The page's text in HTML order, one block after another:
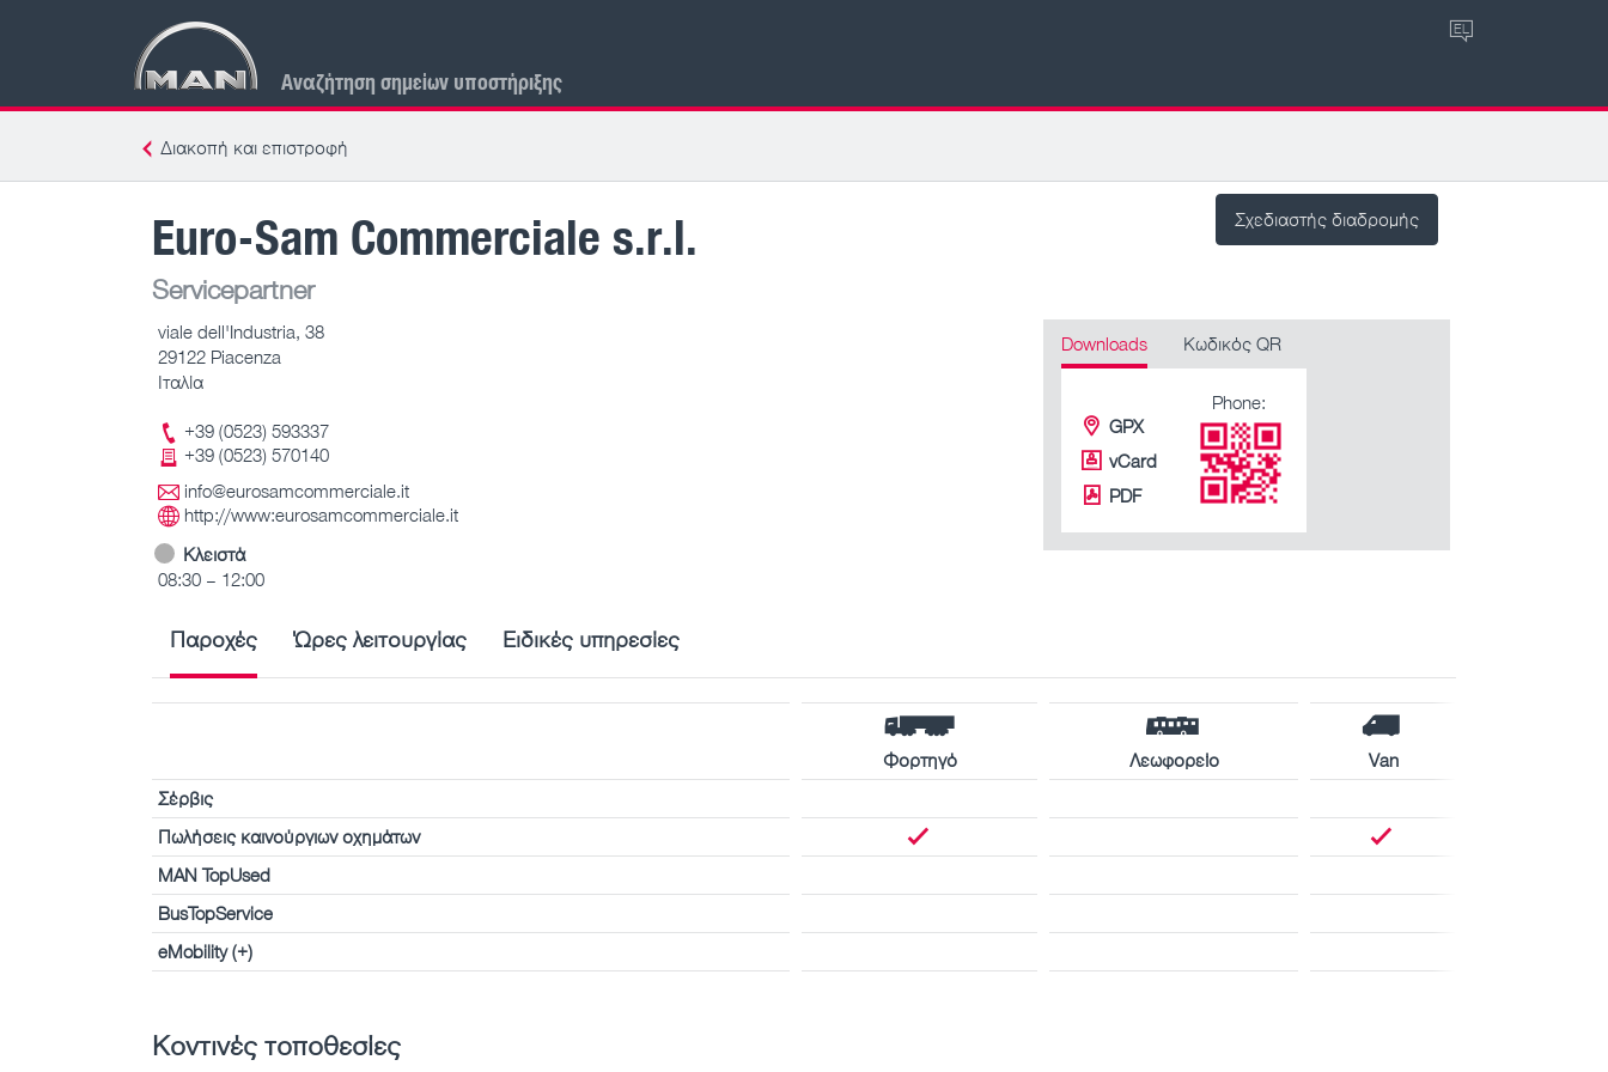
Αναζήτηση σημείων υποστήριξης
EL
Διακοπή και επιστροφή
Σχεδιαστής διαδρομής
Euro-Sam Commerciale s.r.l.
Servicepartner
viale dell'Industria, 38
29122 Piacenza
Ιταλία
+39 (0523) 593337
+39 (0523) 570140
info@eurosamcommerciale.it
http://www:eurosamcommerciale.it
Κλειστά
08:30 – 12:00
Downloads Κωδικός QR
GPX
vCard
PDF
Phone:
Παροχές Ώρες λειτουργίας Ειδικές υπηρεσίες
Φορτηγό Λεωφορείο
Van
Σέρβις
Πωλήσεις καινούργιων οχημάτων
MAN TopUsed
BusTopService
eMobility (+)
Κοντινές τοποθεσίες